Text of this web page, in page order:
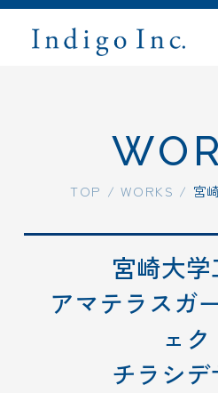
TOP
TOP / WORKS / 宮
宮崎大
アマテラスガ
ェク
チラシ